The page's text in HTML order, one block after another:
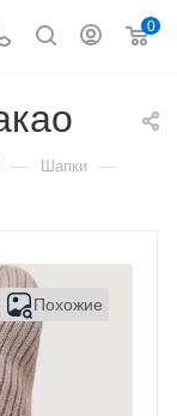
0
— Шапки —
Похожие